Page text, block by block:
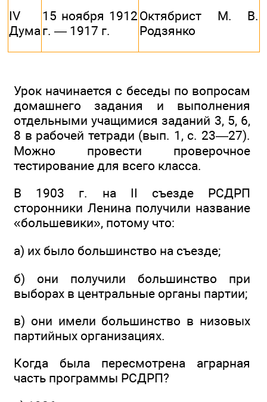
IV
Дума
15 ноября 1912
г. — 1917 г.
Октябрист М. В.
Родзянко
Урок начинается с беседы по вопросам
домашнего задания и выполнения
отдельными учащимися заданий 3, 5, 6,
8 в рабочей тетради (вып. 1, с. 23—27).
Можно провести проверочное
тестирование для всего класса.
В 1903 г. на II съезде РСДРП
сторонники Ленина получили название
«большевики», потому что:
а) их было большинство на съезде;
б) они получили большинство при
выборах в центральные органы партии;
в) они имели большинство в низовых
партийных организациях.
Когда была пересмотрена аграрная
часть программы РСДРП?